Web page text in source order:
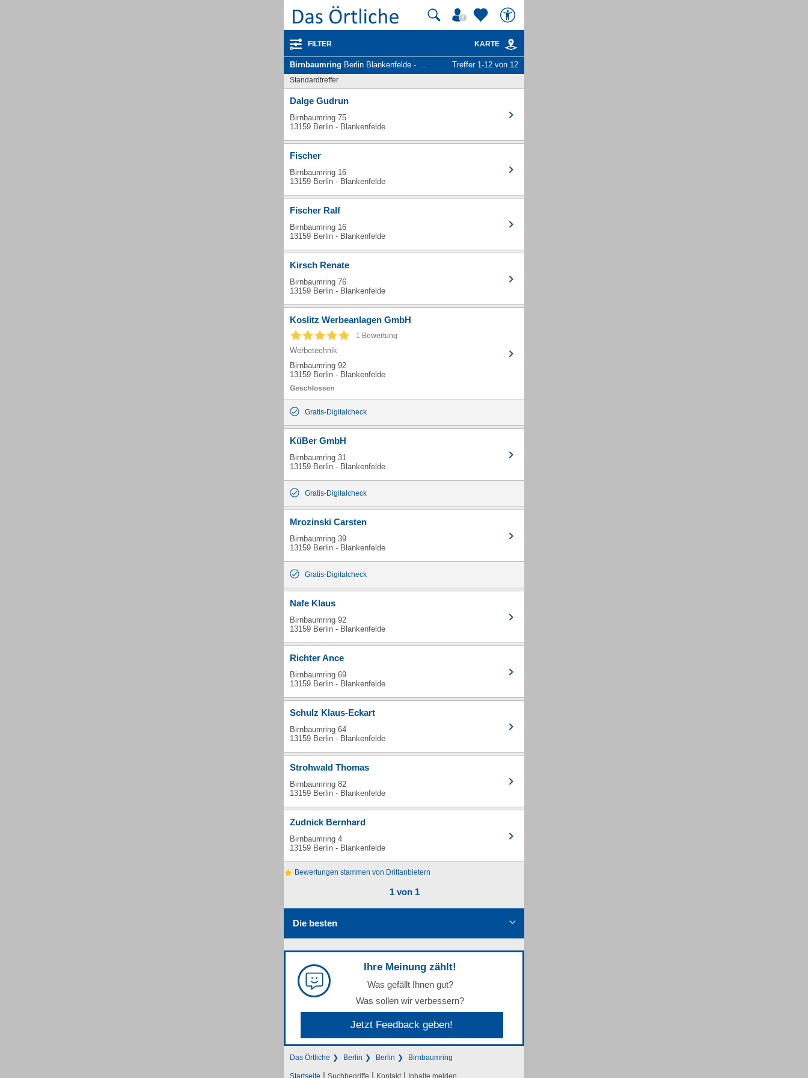
FILTER KARTE
Birnbaumring Berlin Blankenfelde - Unternehmen und Personen Treffer 1-12 von 12
Standardtreffer
Dalge Gudrun
Birnbaumring 75
13159 Berlin - Blankenfelde
Fischer
Birnbaumring 16
13159 Berlin - Blankenfelde
Fischer Ralf
Birnbaumring 16
13159 Berlin - Blankenfelde
Kirsch Renate
Birnbaumring 76
13159 Berlin - Blankenfelde
Koslitz Werbeanlagen GmbH
1 Bewertung
Werbetechnik
Birnbaumring 92
13159 Berlin - Blankenfelde
Gratis-Digitalcheck
KüBer GmbH
Birnbaumring 31
13159 Berlin - Blankenfelde
Gratis-Digitalcheck
Mrozinski Carsten
Birnbaumring 39
13159 Berlin - Blankenfelde
Gratis-Digitalcheck
Nafe Klaus
Birnbaumring 92
13159 Berlin - Blankenfelde
Richter Ance
Birnbaumring 69
13159 Berlin - Blankenfelde
Schulz Klaus-Eckart
Birnbaumring 64
13159 Berlin - Blankenfelde
Strohwald Thomas
Birnbaumring 82
13159 Berlin - Blankenfelde
Zudnick Bernhard
Birnbaumring 4
13159 Berlin - Blankenfelde
Bewertungen stammen von Drittanbietern
1 von 1
Die besten
Ihre Meinung zählt!
Was gefällt Ihnen gut?
Was sollen wir verbessern?
Jetzt Feedback geben!
Das Örtliche Berlin Berlin Birnbaumring
| | |